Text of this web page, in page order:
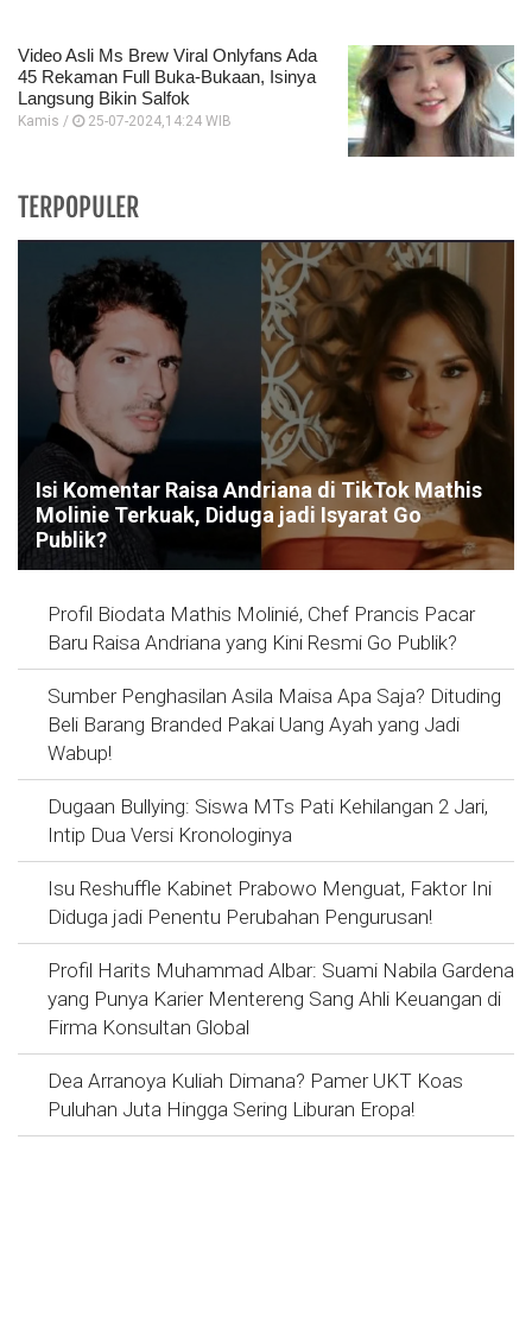
Video Asli Ms Brew Viral Onlyfans Ada
45 Rekaman Full Buka-Bukaan, Isinya
Langsung Bikin Salfok
Kamis / 25-07-2024,14:24 WIB
TERPOPULER
Isi Komentar Raisa Andriana di TikTok Mathis
Molinie Terkuak, Diduga jadi Isyarat Go
Publik?
Profil Biodata Mathis Molinié, Chef Prancis Pacar
Baru Raisa Andriana yang Kini Resmi Go Publik?
Sumber Penghasilan Asila Maisa Apa Saja? Dituding
Beli Barang Branded Pakai Uang Ayah yang Jadi
Wabup!
Dugaan Bullying: Siswa MTs Pati Kehilangan 2 Jari,
Intip Dua Versi Kronologinya
Isu Reshuffle Kabinet Prabowo Menguat, Faktor Ini
Diduga jadi Penentu Perubahan Pengurusan!
Profil Harits Muhammad Albar: Suami Nabila Gardena
yang Punya Karier Mentereng Sang Ahli Keuangan di
Firma Konsultan Global
Dea Arranoya Kuliah Dimana? Pamer UKT Koas
Puluhan Juta Hingga Sering Liburan Eropa!